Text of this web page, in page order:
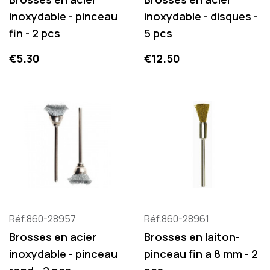
inoxydable - pinceau
fin - 2 pcs
Price
€5.30
inoxydable - disques -
5 pcs
Price
€12.50
Réf.860-28957
Brosses en acier
inoxydable - pinceau
Réf.860-28961
Brosses en laiton-
pinceau fin a 8 mm - 2